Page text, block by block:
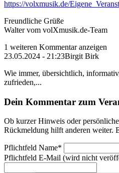
https://volxmusik.de/
Freundliche Grüße
Walter vom volXmusik.de-Team
1 weiteren Kommentar anzeigen
23.05.2024 - 21:23Birgit Birk
Wie immer, übersichtlich,
zufrieden,...
Dein Kommentar zum
Ob kurzer Hinweis oder
Rückmeldung hilft anderen weiter.
Pflichtfeld Name*
Pflichtfeld E-Mail (wird nicht